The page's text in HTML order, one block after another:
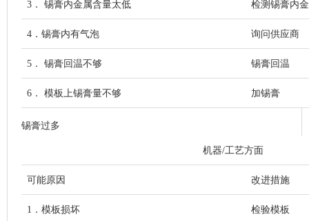
3． 锡膏内金属含量太低 检测锡膏内
4．锡膏内有气泡 询问供应商
5． 锡膏回温不够 锡膏回温
6． 模板上锡膏量不够 加锡膏
锡膏过多
机器/工艺方面
可能原因 改进措施
1．模板损坏 检验模板